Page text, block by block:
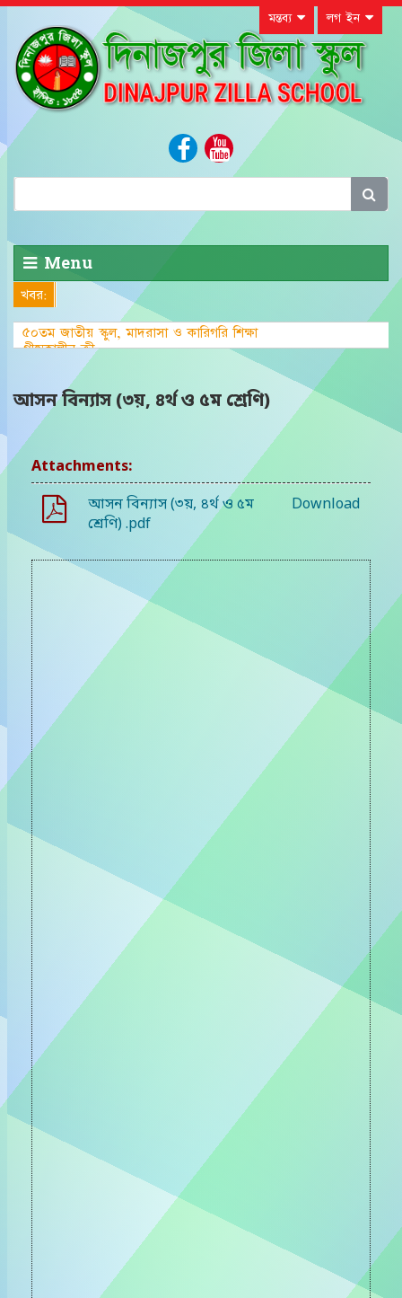
মন্তব্য লগ ইন
Menu
খবর:
৫০তম জাতীয় স্কুল, মাদরাসা ও কারিগরি শিক্ষা
গ্রীষ্মকালীন ক্রীড়া প্রতিযোগিতা-২০২৩
আসন বিন্যাস (৩য়, ৪র্থ ও ৫ম শ্রেণি)
Attachments:
আসন বিন্যাস (৩য়, ৪র্থ ও ৫ম
শ্রেণি) .pdf
Download